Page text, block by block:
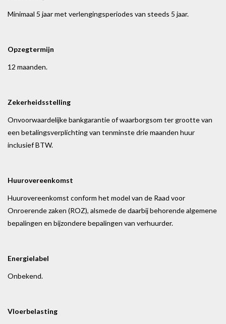
Minimaal 5 jaar met verlengingsperiodes van steeds 5 jaar.
Opzegtermijn
12 maanden.
Zekerheidsstelling
Onvoorwaardelijke bankgarantie of waarborgsom ter grootte van
een betalingsverplichting van tenminste drie maanden huur
inclusief BTW.
Huurovereenkomst
Huurovereenkomst conform het model van de Raad voor
Onroerende zaken (ROZ), alsmede de daarbij behorende algemene
bepalingen en bijzondere bepalingen van verhuurder.
Energielabel
Onbekend.
Vloerbelasting